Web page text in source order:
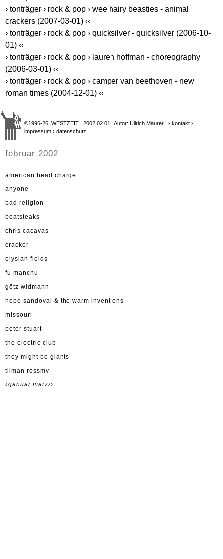
› tonträger › rock & pop › wee hairy beasties - animal
crackers (2007-03-01) ‹‹
› tonträger › rock & pop › quicksilver - quicksilver (2006-10-
01) ‹‹
› tonträger › rock & pop › lauren hoffman - choreography
(2006-03-01) ‹‹
› tonträger › rock & pop › camper van beethoven - new
roman times (2004-12-01) ‹‹
©1996-26 WESTZEIT | 2002.02.01 | Autor: Ullrich Maurer |› kontakt ›
impressum › datenschutz
februar 2002
american head charge
anyone
bad religion
beatsteaks
chris cacavas
cracker
elysian fields
fu manchu
götz widmann
hope sandoval & the warm inventions
missouri
peter stuart
the electric club
they might be giants
tilman rossmy
‹‹januar märz››